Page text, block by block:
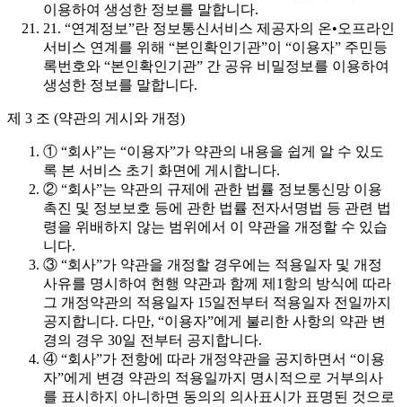
이용하여 생성한 정보를 말합니다.
21. “연계정보”란 정보통신서비스 제공자의 온•오프라인
서비스 연계를 위해 “본인확인기관”이 “이용자” 주민등
록번호와 “본인확인기관” 간 공유 비밀정보를 이용하여
생성한 정보를 말합니다.
제 3 조 (약관의 게시와 개정)
① “회사”는 “이용자”가 약관의 내용을 쉽게 알 수 있도
록 본 서비스 초기 화면에 게시합니다.
② “회사”는 약관의 규제에 관한 법률 정보통신망 이용
촉진 및 정보보호 등에 관한 법률 전자서명법 등 관련 법
령을 위배하지 않는 범위에서 이 약관을 개정할 수 있습
니다.
③ “회사”가 약관을 개정할 경우에는 적용일자 및 개정
사유를 명시하여 현행 약관과 함께 제1항의 방식에 따라
그 개정약관의 적용일자 15일전부터 적용일자 전일까지
공지합니다. 다만, “이용자”에게 불리한 사항의 약관 변
경의 경우 30일 전부터 공지합니다.
④ “회사”가 전항에 따라 개정약관을 공지하면서 “이용
자”에게 변경 약관의 적용일까지 명시적으로 거부의사
를 표시하지 아니하면 동의의 의사표시가 표명된 것으로